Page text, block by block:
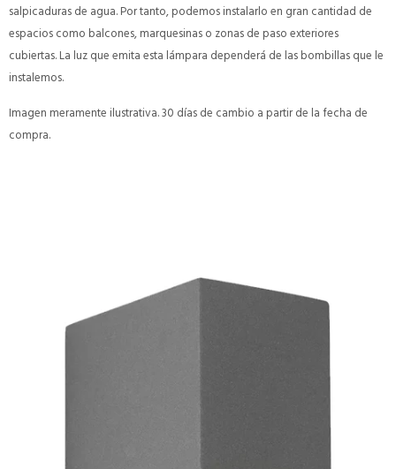
salpicaduras de agua. Por tanto, podemos instalarlo en gran cantidad de
espacios como balcones, marquesinas o zonas de paso exteriores
cubiertas. La luz que emita esta lámpara dependerá de las bombillas que le
instalemos.
Imagen meramente ilustrativa. 30 días de cambio a partir de la fecha de
compra.